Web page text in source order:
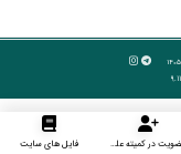
عضویت در کمیته علمی داوران فایل های سایت